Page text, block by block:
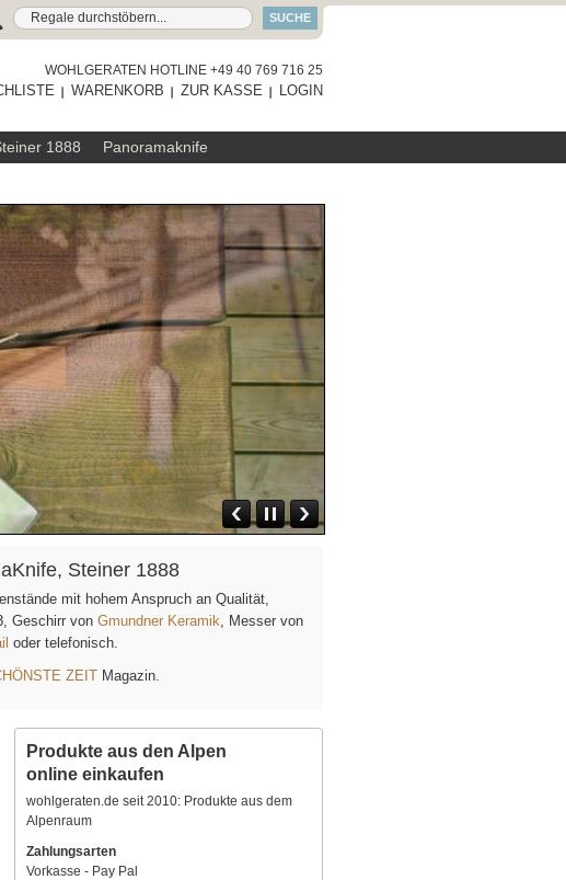
SUCHE
WOHLGERATEN HOTLINE +49 40 769 716 25
WARENKORB ZUR KASSE LOGIN
1888 Panoramaknife
RAUMGESTALT
SERVIERBRETT
ZUM PRODUKT
Steiner 1888
mit hohem Anspruch an Qualität,
Geschirr von Gmundner Keramik, Messer von
oder telefonisch.
ZEIT Magazin.
Produkte aus den Alpen
online einkaufen
wohlgeraten.de seit 2010: Produkte aus dem
Alpenraum
Zahlungsarten
Vorkasse - Pay Pal